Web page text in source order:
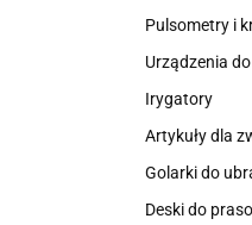
Pulsometry i
Urządzenia
Irygatory
Artykuły dla
Golarki do
Deski do